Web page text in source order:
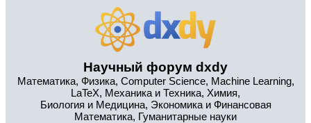
Научный форум dxdy
Математика, Физика, Computer Science, Machine Learning,
LaTeX, Механика и Техника, Химия,
Биология и Медицина, Экономика и Финансовая
Математика, Гуманитарные науки